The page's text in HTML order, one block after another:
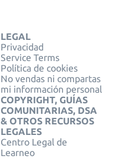
LEGAL
Privacidad
Service Terms
Política de cookies
No vendas ni compartas
mi información personal
COPYRIGHT, GUÍAS
COMUNITARIAS, DSA
& OTROS RECURSOS
LEGALES
Centro Legal de
Learneo